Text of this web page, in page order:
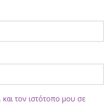
τον ιστότοπο μου σε